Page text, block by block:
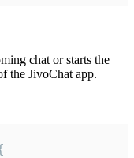
chat or starts the
the JivoChat app.